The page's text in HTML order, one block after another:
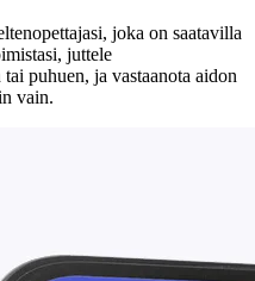
joka on saatavilla
juttele
puhuen, ja vastaanota aidon
vain.